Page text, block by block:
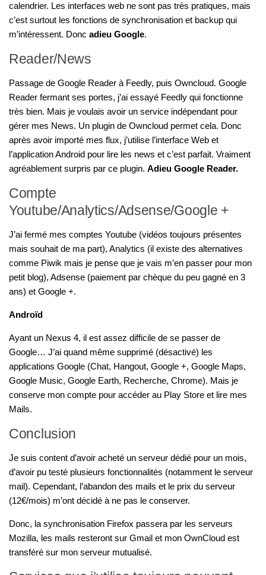
calendrier. Les interfaces web ne sont pas très pratiques, mais
c’est surtout les fonctions de synchronisation et backup qui
m’intéressent. Donc adieu Google.
Reader/News
Passage de Google Reader à Feedly, puis Owncloud. Google
Reader fermant ses portes, j’ai essayé Feedly qui fonctionne
très bien. Mais je voulais avoir un service indépendant pour
gérer mes News. Un plugin de Owncloud permet cela. Donc
après avoir importé mes flux, j’utilise l’interface Web et
l’application Android pour lire les news et c’est parfait. Vraiment
agréablement surpris par ce plugin. Adieu Google Reader.
Compte
Youtube/Analytics/Adsense/Google +
J’ai fermé mes comptes Youtube (vidéos toujours présentes
mais souhait de ma part), Analytics (il existe des alternatives
comme Piwik mais je pense que je vais m’en passer pour mon
petit blog), Adsense (paiement par chèque du peu gagné en 3
ans) et Google +.
Androïd
Ayant un Nexus 4, il est assez difficile de se passer de
Google… J’ai quand même supprimé (désactivé) les
applications Google (Chat, Hangout, Google +, Google Maps,
Google Music, Google Earth, Recherche, Chrome). Mais je
conserve mon compte pour accéder au Play Store et lire mes
Mails.
Conclusion
Je suis content d’avoir acheté un serveur dédié pour un mois,
d’avoir pu testé plusieurs fonctionnalités (notamment le serveur
mail). Cependant, l’abandon des mails et le prix du serveur
(12€/mois) m’ont décidé à ne pas le conserver.
Donc, la synchronisation Firefox passera par les serveurs
Mozilla, les mails resteront sur Gmail et mon OwnCloud est
transféré sur mon serveur mutualisé.